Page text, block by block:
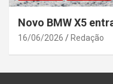
Novo BMW X5
16/06/2026 Redação